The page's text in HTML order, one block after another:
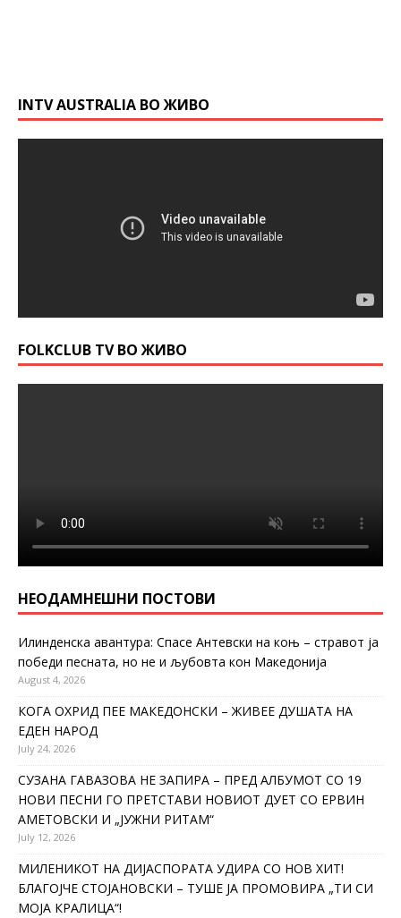
INTV AUSTRALIA ВО ЖИВО
FOLKCLUB TV ВО ЖИВО
НЕОДАМНЕШНИ ПОСТОВИ
Илинденска авантура: Спасе Антевски на коњ – стравот ја
победи песната, но не и љубовта кон Македонија
August 4, 2026
КОГА ОХРИД ПЕЕ МАКЕДОНСКИ – ЖИВЕЕ ДУШАТА НА
ЕДЕН НАРОД
July 24, 2026
СУЗАНА ГАВАЗОВА НЕ ЗАПИРА – ПРЕД АЛБУМОТ СО 19
НОВИ ПЕСНИ ГО ПРЕТСТАВИ НОВИОТ ДУЕТ СО ЕРВИН
АМЕТОВСКИ И „ЈУЖНИ РИТАМ“
July 12, 2026
МИЛЕНИКОТ НА ДИЈАСПОРАТА УДИРА СО НОВ ХИТ!
БЛАГОЈЧЕ СТОЈАНОВСКИ – ТУШЕ ЈА ПРОМОВИРА „ТИ СИ
МОЈА КРАЛИЦА“!